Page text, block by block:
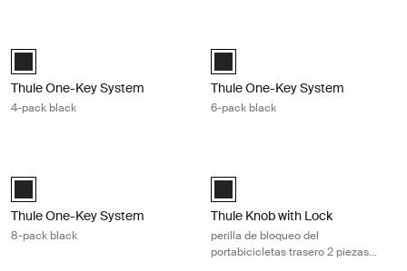
Black (selected)
Thule One-Key System
4-pack black
Black (selected)
Thule One-Key System
6-pack black
Black (selected)
Thule One-Key System
8-pack black
Black (selected)
Thule Knob with Lock
perilla de bloqueo del
portabicicletas trasero 2 piezas